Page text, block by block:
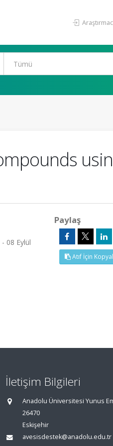
08 Eylül
Paylaş
Atıf İçin
İletişim Bilgileri
Anadolu Üniversitesi Yunus
26470
Eskişehir
avesisdestek@anadolu.edu.tr